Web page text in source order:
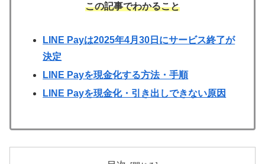
この記事でわかること
LINE Payは2025年4月30日にサービス終了が
決定
LINE Payを現金化する方法・手順
LINE Payを現金化・引き出しできない原因